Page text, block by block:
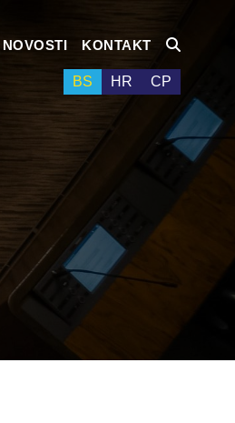
BS HR СР
NOVOSTI KONTAKT